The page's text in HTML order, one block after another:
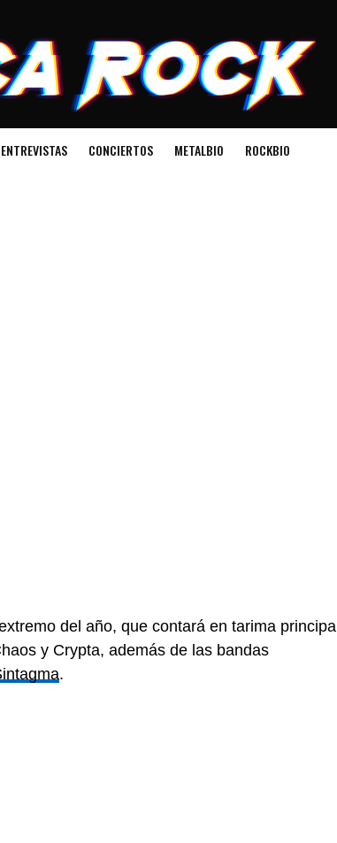
ENTREVISTAS CONCIERTOS METALBIO ROCKBIO
del año, que contará en tarima principal
y Crypta, además de las bandas
.